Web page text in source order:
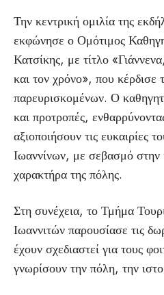
Την κεντρική ομιλία της
εκφώνησε ο Ομότιμος
Κατσίκης, με τίτλο
και τον χρόνο», που κέρδισε
παρευρισκομένων. Ο
και προτροπές,
αξιοποιήσουν τις ευκαιρίες
Ιωαννίνων, με σεβασμό στην
χαρακτήρα της πόλης.
Στη συνέχεια, το Τμήμα
Ιωαννιτών παρουσίασε τις
έχουν σχεδιαστεί για τους
γνωρίσουν την πόλη, την